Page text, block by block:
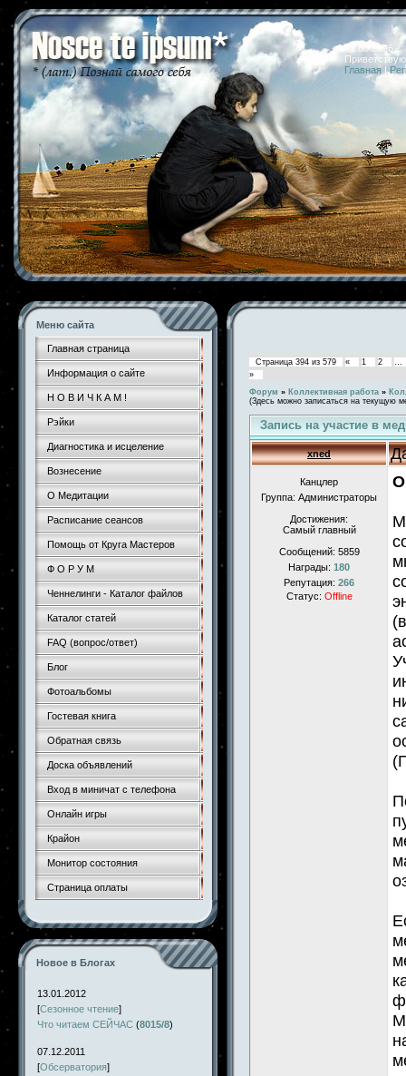
09.08.2026
Главная |
Меню сайта
Главная страница
Информация о сайте
Н О В И Ч К А М !
Рэйки
Диагностика и исцеление
Вознесение
О Медитации
Расписание сеансов
Помощь от Круга Мастеров
Ф О Р У М
Ченнелинги - Каталог файлов
Каталог статей
FAQ (вопрос/ответ)
Блог
Фотоальбомы
Гостевая книга
Обратная связь
Доска объявлений
Вход в миничат с телефона
Онлайн игры
Крайон
Монитор состояния
Страница оплаты
Новое в Блогах
13.01.2012
[Сезонное чтение]
Что читаем СЕЙЧАС (8015/8)
07.12.2011
[Обсерватория]
Страница 394 из 579 « 1 2
…
»
Форум » Коллективная работа »
(Здесь можно записаться на текущую
Запись на участие в
xned
Канцлер
Группа: Администраторы
Достижения:
Самый главный
Сообщений: 5859
Награды: 180
Репутация: 266
Статус: Offline
О